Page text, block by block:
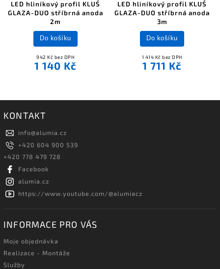
LED hliníkový profil KLUŚ
GLAZA-DUO stříbrná anoda
2m
942 Kč bez DPH
1 140 Kč
Do košíku
LED hliníkový profil KLUŚ
GLAZA-DUO stříbrná anoda
3m
1 414 Kč bez DPH
1 711 Kč
Do košíku
KONTAKT
info@alumia.cz
+420 604 900 539
+420 778 479 728
Facebook
alumia.cz
https://www.youtube.com/@alumiacz
INFORMACE PRO VÁS
Moje objednávka
Realizace - Montáže
Služby